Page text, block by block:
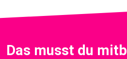
Das musst du